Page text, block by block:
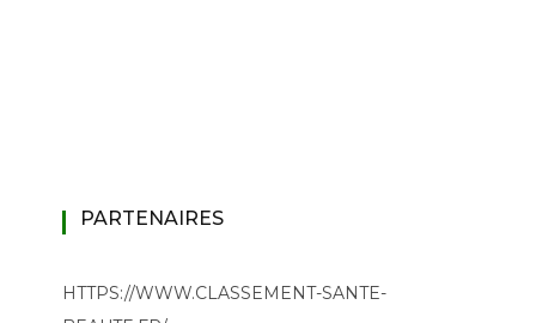
PARTENAIRES
HTTPS://WWW.CLASSEMENT-SANTE-